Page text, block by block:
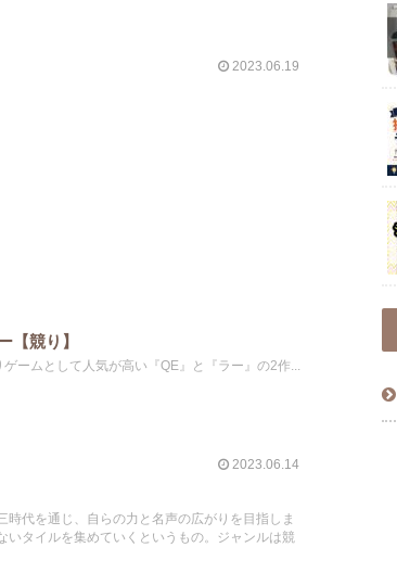
2023.06.19
【競り】
ームとして人気が高い『QE』と『ラー』の2作...
2023.06.14
時代を通じ、自らの力と名声の広がりを目指しま
タイルを集めていくというもの。ジャンルは競